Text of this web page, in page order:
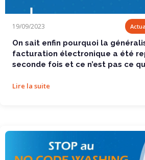
On sait enfin pourquoi la généralisation de la...
19/09/2023
On sait enfin pourquoi la
facturation électronique a été
seconde fois et ce n’est pas ce
Lire la suite